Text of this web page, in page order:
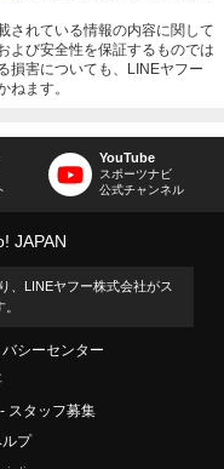
されている情報の内容に関して
よび安全性を保証するものでは
損害についても、LINEヤフー
ねます。
YouTube
スポーツナビ
公式チャンネル
JAPAN
、LINEヤフー株式会社がス
シーセンター
スタッフ募集
プ